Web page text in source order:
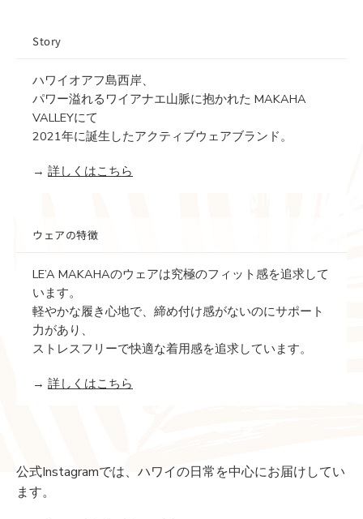
Story
ハワイオアフ島西岸、
パワー溢れるワイアナエ山脈に抱かれた MAKAHA
VALLEYにて
2021年に誕生したアクティブウェアブランド。
→ 詳しくはこちら
ウェアの特徴
LE’A MAKAHAのウェアは究極のフィット感を追求して
います。
軽やかな履き心地で、締め付け感がないのにサポート
力があり、
ストレスフリーで快適な着用感を追求しています。
→ 詳しくはこちら
公式Instagramでは、ハワイの日常を中心にお届けしてい
ます。